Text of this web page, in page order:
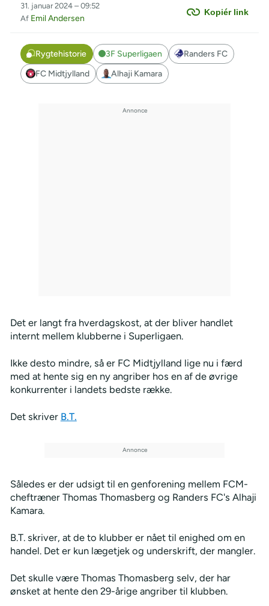
Kopiér link
31. januar 2024 – 09:52
Af Emil Andersen
Rygtehistorie 3F Superligaen
Randers FC
FC Midtjylland
Alhaji Kamara
Det er langt fra hverdagskost, at der bliver handlet
internt mellem klubberne i Superligaen.
Ikke desto mindre, så er FC Midtjylland lige nu i færd
med at hente sig en ny angriber hos en af de øvrige
konkurrenter i landets bedste række.
Det skriver B.T.
Således er der udsigt til en genforening mellem FCM-
cheftræner Thomas Thomasberg og Randers FC's Alhaji
Kamara.
B.T. skriver, at de to klubber er nået til enighed om en
handel. Det er kun lægetjek og underskrift, der mangler.
Det skulle være Thomas Thomasberg selv, der har
ønsket at hente den 29-årige angriber til klubben.